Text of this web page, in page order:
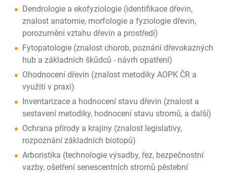
Dendrologie a ekofyziologie (identifikace dřevin,
znalost anatomie, morfologie a fyziologie dřevin,
porozumění vztahu dřevin a prostředí)
Fytopatologie (znalost chorob, poznání dřevokazných
hub a základních škůdců - návrh opatření)
Ohodnocení dřevin (znalost metodiky AOPK ČR a
využití v praxi)
Inventarizace a hodnocení stavu dřevin (znalost a
sestavení metodiky, hodnocení stavu stromů, a další)
Ochrana přírody a krajiny (znalost legislativy,
rozpoznání základních biotopů)
Arboristika (technologie výsadby, řez, bezpečnostní
vazby, ošetření senescentních stromů pěstební